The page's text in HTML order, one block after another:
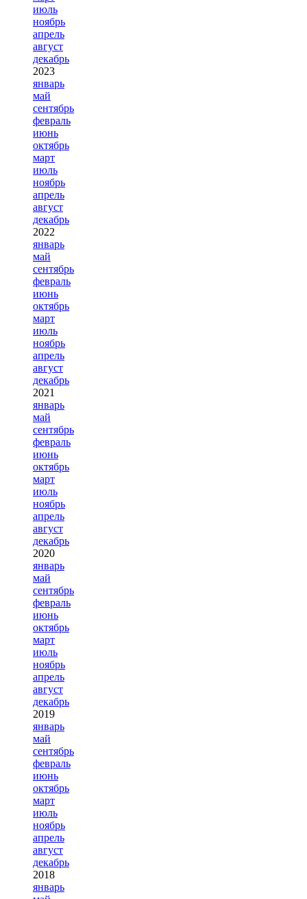
июль
ноябрь
апрель
август
декабрь
2023
январь
май
сентябрь
февраль
июнь
октябрь
март
июль
ноябрь
апрель
август
декабрь
2022
январь
май
сентябрь
февраль
июнь
октябрь
март
июль
ноябрь
апрель
август
декабрь
2021
январь
май
сентябрь
февраль
июнь
октябрь
март
июль
ноябрь
апрель
август
декабрь
2020
январь
май
сентябрь
февраль
июнь
октябрь
март
июль
ноябрь
апрель
август
декабрь
2019
январь
май
сентябрь
февраль
июнь
октябрь
март
июль
ноябрь
апрель
август
декабрь
2018
январь